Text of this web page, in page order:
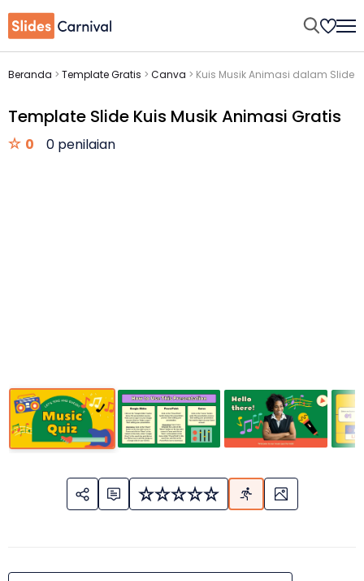
Beranda > Template Gratis > Canva > Kuis Musik Animasi dalam Slide
Template Slide Kuis Musik Animasi Gratis
0 0 penilaian